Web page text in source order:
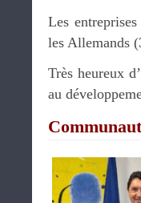
Les
les Allemands
Très heureux
au